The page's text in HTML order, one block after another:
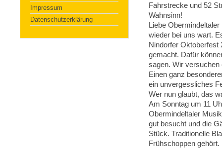
Impressum
Datenschutzerklärung
Fahrstrecke und 52
Wahnsinn!
Liebe
wieder bei uns wart.
Nindorfer Oktoberfest
gemacht. Dafür
sagen. Wir
Einen ganz
ein unvergessliches
Wer nun glaubt, das
Am Sonntag um 11
Obermindeltaler
gut besucht und die
Stück. Traditionelle
Frühschoppen